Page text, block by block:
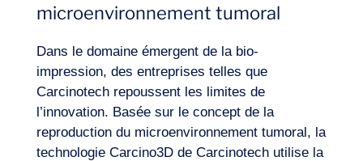
microenvironnement tumoral
Dans le domaine émergent de la bio-
impression, des entreprises telles que
Carcinotech repoussent les limites de
l’innovation. Basée sur le concept de la
reproduction du microenvironnement tumoral, la
technologie Carcino3D de Carcinotech utilise la